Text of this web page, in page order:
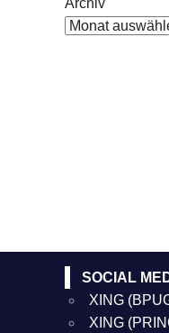
Archiv
SOCIAL
XING
XING